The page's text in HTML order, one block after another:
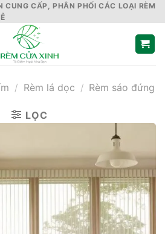
CUNG CẤP, PHÂN PHỐI CÁC LOẠI RÈM
/ Rèm lá dọc / Rèm sáo đứng
LỌC